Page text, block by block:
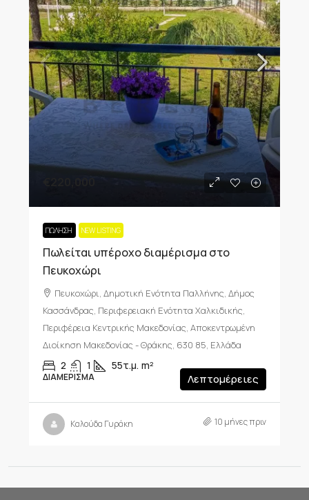
ΠΏΛΗΣΗ NEW LISTING
Πωλείται υπέροχο διαμέρισμα στο
Πευκοχώρι
Πευκοχώρι, Δημοτική Ενότητα Παλλήνης, Δήμος
Κασσάνδρας, Περιφερειακή Ενότητα Χαλκιδικής,
Περιφέρεια Κεντρικής Μακεδονίας, Αποκεντρωμένη
Διοίκηση Μακεδονίας - Θράκης, 630 85, Ελλάδα
2 1 55τ.μ. m²
ΔΙΑΜΈΡΙΣΜΑ Λεπτομέρειες
Καλούδα Γυράκη 10 μήνες πριν